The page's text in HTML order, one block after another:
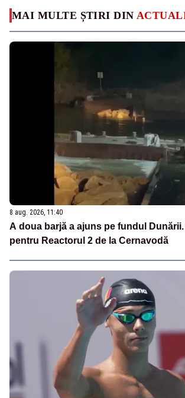
MAI MULTE ȘTIRI DIN
8 aug. 2026, 11:40
A doua barjă a ajuns pe fundul
pentru Reactorul 2 de la Cernavodă